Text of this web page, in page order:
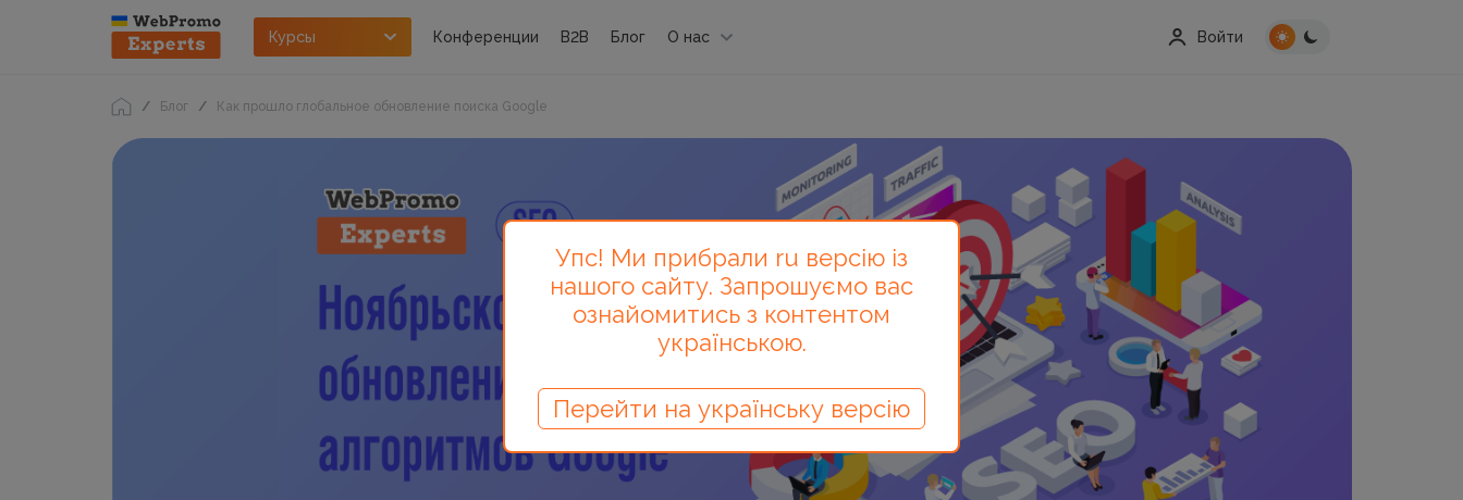
Курсы Конференции B2B Блог О нас Войти
Блог Как прошло глобальное обновление поиска Google
Упс! Ми прибрали ru версію із
нашого сайту. Запрошуємо вас
ознайомитись з контентом
українською.
Перейти на українську версію